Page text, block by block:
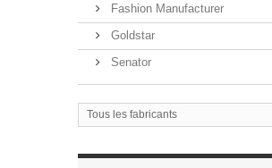
Fashion Manufacturer
Goldstar
Senator
Tous les fabricants